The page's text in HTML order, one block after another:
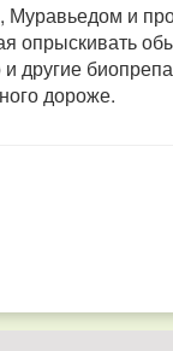
и
опрыскивать
другие
дороже.